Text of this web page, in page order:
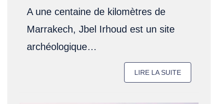
A une centaine de kilomètres de
Marrakech, Jbel Irhoud est un site
archéologique…
LIRE LA SUITE